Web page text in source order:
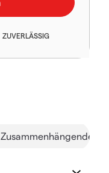
ZUVERLÄSSIG
Zusammenhängende